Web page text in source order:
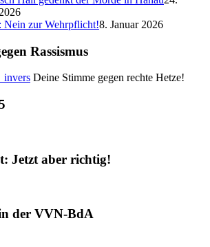
Nein zur Wehrpflicht!8. Januar 2026
Rassismus
Deine Stimme gegen rechte Hetze!
Jetzt aber richtig!
der VVN-BdA